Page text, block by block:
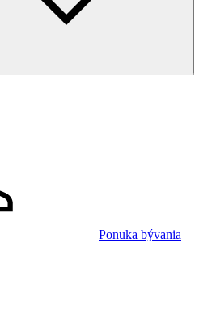
Ponuka bývania